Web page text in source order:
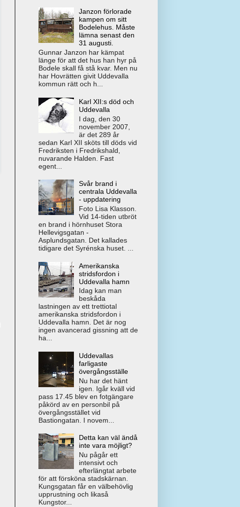
Janzon förlorade
kampen om sitt
Bodelehus. Måste
lämna senast den
31 augusti.
Gunnar Janzon har kämpat
länge för att det hus han hyr på
Bodele skall få stå kvar. Men nu
har Hovrätten givit Uddevalla
kommun rätt och h...
Karl XII:s död och
Uddevalla
I dag, den 30
november 2007,
är det 289 år
sedan Karl XII sköts till döds vid
Fredriksten i Fredrikshald,
nuvarande Halden. Fast
egent...
Svår brand i
centrala Uddevalla
- uppdatering
Foto Lisa Klasson.
Vid 14-tiden utbröt
en brand i hörnhuset Stora
Hellevigsgatan -
Asplundsgatan. Det kallades
tidigare det Syrénska huset. ...
Amerikanska
stridsfordon i
Uddevalla hamn
Idag kan man
beskåda
lastningen av ett trettiotal
amerikanska stridsfordon i
Uddevalla hamn. Det är nog
ingen avancerad gissning att de
ha...
Uddevallas
farligaste
övergångsställe
Nu har det hänt
igen. Igår kväll vid
pass 17.45 blev en fotgängare
påkörd av en personbil på
övergångsstället vid
Bastiongatan. I novem...
Detta kan väl ändå
inte vara möjligt?
Nu pågår ett
intensivt och
efterlängtat arbete
för att försköna stadskärnan.
Kungsgatan får en välbehövlig
upprustning och likaså
Kungstor...